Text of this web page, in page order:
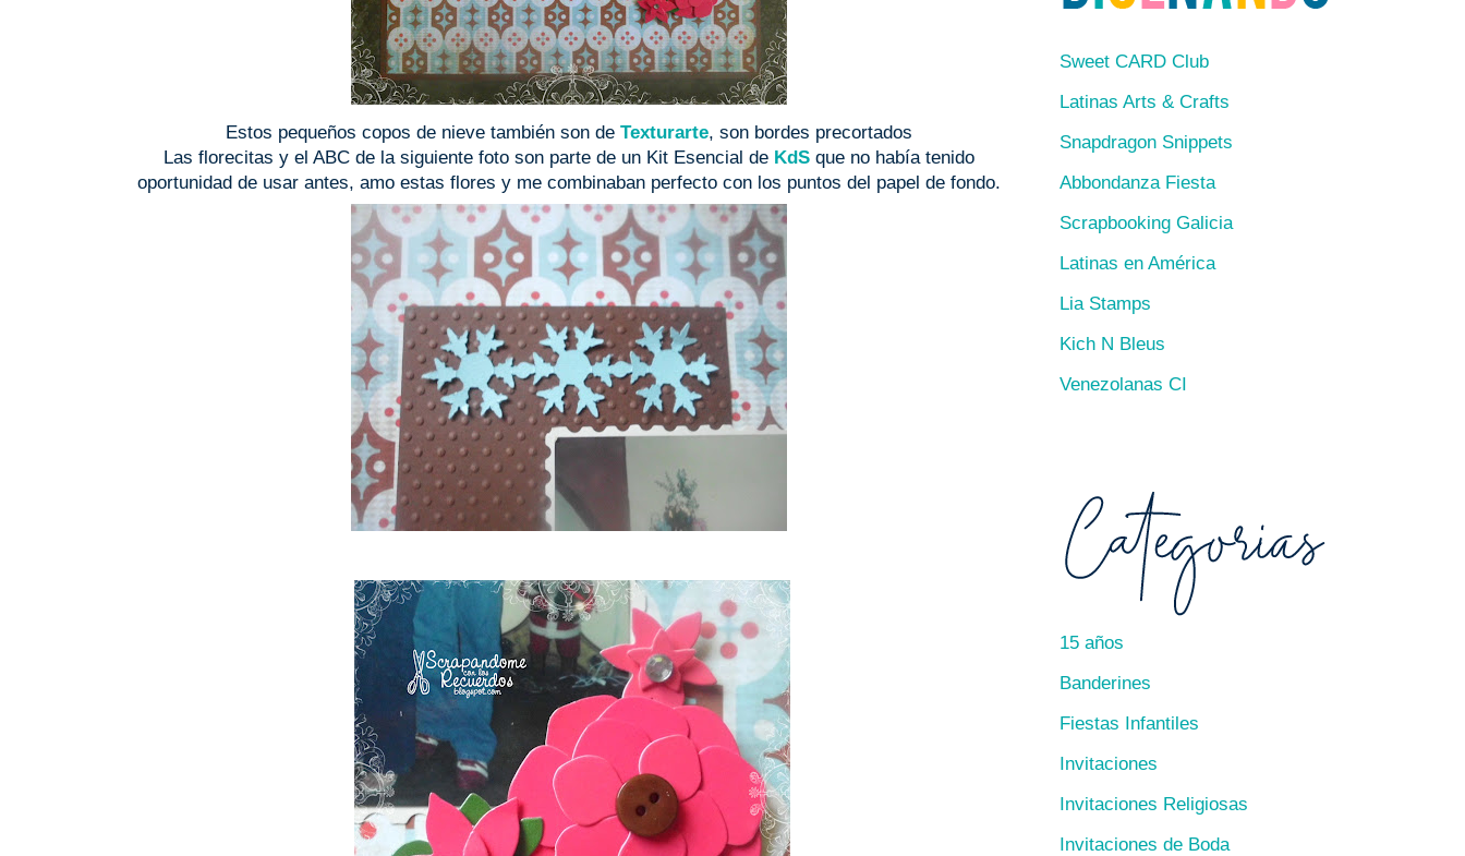
Estos pequeños copos de nieve también son de Texturarte, son bordes precortados
Las florecitas y el ABC de la siguiente foto son parte de un Kit Esencial de KdS que no había tenido
oportunidad de usar antes, amo estas flores y me combinaban perfecto con los puntos del papel de fondo.
Sweet CARD Club
Latinas Arts & Crafts
Snapdragon Snippets
Abbondanza Fiesta
Scrapbooking Galicia
Latinas en América
Lia Stamps
Kich N Bleus
Venezolanas CI
15 años
Banderines
Fiestas Infantiles
Invitaciones
Invitaciones Religiosas
Invitaciones de Boda